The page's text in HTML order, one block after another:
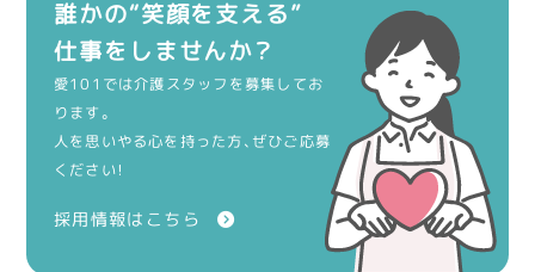
誰かの“笑顔を支える”
仕事をしませんか？
愛101では介護スタッフを募集してお
ります。
人を思いやる心を持った方、ぜひご応募
ください！
採用情報はこちら